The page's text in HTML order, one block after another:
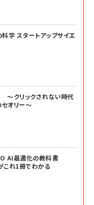
学 スタートアップサイエ
～クリックされない時代
オリー～
AI最適化の教科書
これ1冊でわかる